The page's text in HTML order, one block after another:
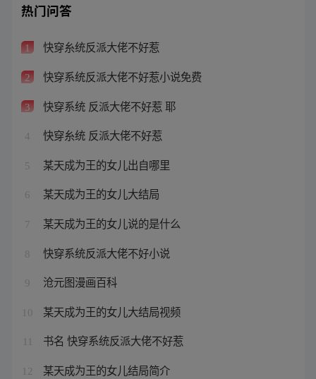
热门问答
1 快穿糸统反派大佬不好惹
2 快穿系统反派大佬不好惹小说免费
3 快穿系统 反派大佬不好惹 耶
4 快穿糸统 反派大佬不好惹
5 某天成为王的女儿出自哪里
6 某天成为王的女儿大结局
7 某天成为王的女儿说的是什么
8 快穿系统反派大佬不好小说
9 沧元图漫画百科
10 某天成为王的女儿大结局视频
书名 快穿系统反派大佬不好惹
12 某天成为王的女儿结局简介